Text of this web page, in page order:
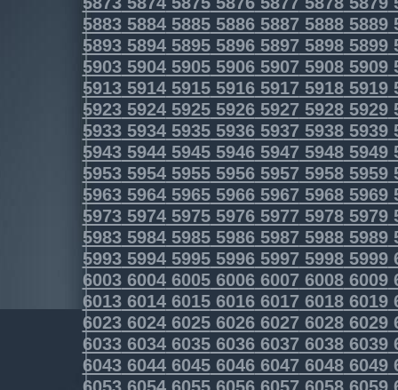
5883588458855886588758885889
5893589458955896589758985899
5903590459055906590759085909
5913591459155916591759185919
5923592459255926592759285929
5933593459355936593759385939
5943594459455946594759485949
5953595459555956595759585959
5963596459655966596759685969
5973597459755976597759785979
5983598459855986598759885989
5993599459955996599759985999
6003600460056006600760086009
6013601460156016601760186019
6023602460256026602760286029
6033603460356036603760386039
6043604460456046604760486049